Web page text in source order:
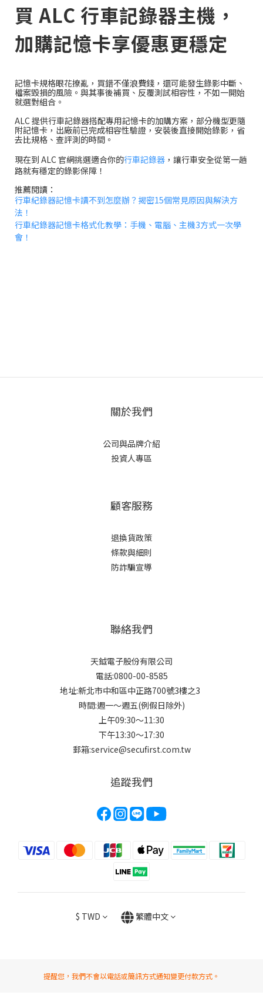
買 ALC 行車記錄器主機，
加購記憶卡享優惠更穩定
記憶卡規格眼花撩亂，買錯不僅浪費錢，還可能發生錄影中斷、
檔案毀損的風險。與其事後補買、反覆測試相容性，不如一開始
就選對組合。
ALC 提供行車記錄器搭配專用記憶卡的加購方案，部分機型更隨
附記憶卡，出廠前已完成相容性驗證，安裝後直接開始錄影，省
去比規格、查評測的時間。
現在到 ALC 官網挑選適合你的行車記錄器 ，讓行車安全從第一趟
路就有穩定的錄影保障！
推薦閱讀：
行車紀錄器記憶卡讀不到怎麼辦？揭密15個常見原因與解決方
法！
行車紀錄器記憶卡格式化教學：手機、電腦、主機3方式一次學
會！
關於我們
公司與品牌介紹
投資人專區
顧客服務
退換貨政策
條款與細則
防詐騙宣導
聯絡我們
天鉞電子股份有限公司
電話:0800-00-8585
地址:新北市中和區中正路700號3樓之3
時間:週一～週五(例假日除外)
上午09:30～11:30
下午13:30～17:30
郵箱:service@secufirst.com.tw
追蹤我們
$ TWD 繁體中文
提醒您，我們不會以電話或簡訊方式通知變更付款方式。